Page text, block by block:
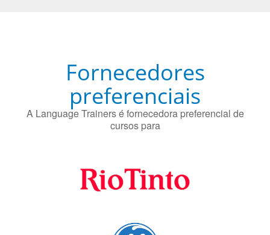
Fornecedores
A Language Trainers é fornecedora preferencial de
cursos para